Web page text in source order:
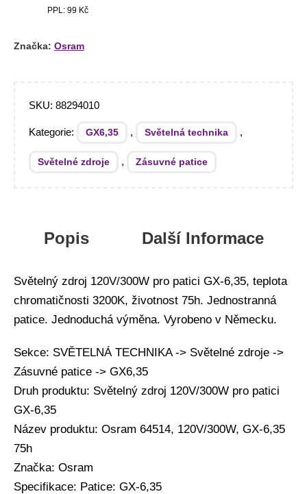
PPL: 99 Kč
Značka: Osram
SKU: 88294010
Kategorie: GX6,35 , Světelná technika ,
Světelné zdroje , Zásuvné patice
Popis Další Informace
Světelný zdroj 120V/300W pro patici GX-6,35, teplota
chromatičnosti 3200K, životnost 75h. Jednostranná
patice. Jednoduchá výměna. Vyrobeno v Německu.
Sekce: SVĚTELNÁ TECHNIKA -> Světelné zdroje ->
Zásuvné patice -> GX6,35
Druh produktu: Světelný zdroj 120V/300W pro patici
GX-6,35
Název produktu: Osram 64514, 120V/300W, GX-6,35
75h
Značka: Osram
Specifikace: Patice: GX-6,35